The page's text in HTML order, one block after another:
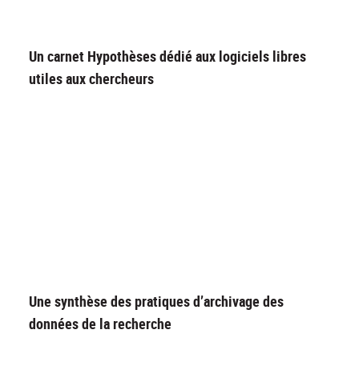
Un carnet Hypothèses dédié aux logiciels libres
utiles aux chercheurs
Une synthèse des pratiques d’archivage des
données de la recherche